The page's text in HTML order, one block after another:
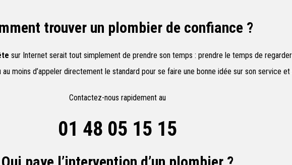
trouver un plombier de confiance ?
sur Internet serait tout simplement de prendre son temps : prendre le temps de
moins d’appeler directement le standard pour se faire une bonne idée sur son service et
Contactez-nous rapidement au
01 48 05 15 15